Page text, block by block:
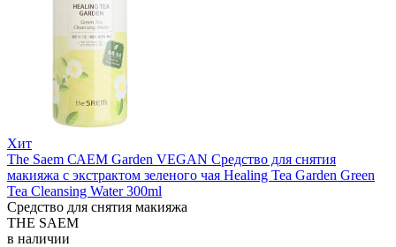
Хит
The Saem САЕМ Garden VEGAN Средство для снятия
макияжа с экстрактом зеленого чая Healing Tea Garden Green
Tea Cleansing Water 300ml
Средство для снятия макияжа
THE SAEM
в наличии